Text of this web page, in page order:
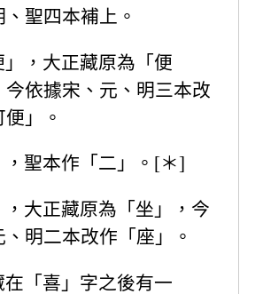
、聖四本補上。
」，大正藏原為「便
今依據宋、元、明三本改
」。
，聖本作「二」。[＊]
，大正藏原為「坐」，今
、明二本改作「座」。
在「喜」字之後有一